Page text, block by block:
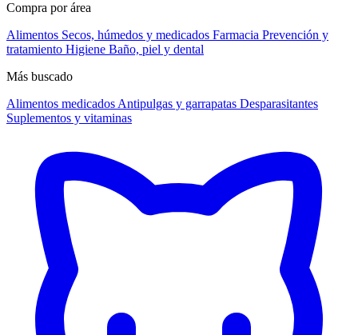
Compra por área
Alimentos Secos, húmedos y medicados Farmacia Prevención y
tratamiento Higiene Baño, piel y dental
Más buscado
Alimentos medicados Antipulgas y garrapatas Desparasitantes
Suplementos y vitaminas